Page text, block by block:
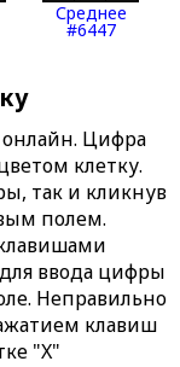
Среднее
#6447
Цифра
клетку.
так и кликнув
полем.
ввода цифры
Неправильно
клавиш
"X"